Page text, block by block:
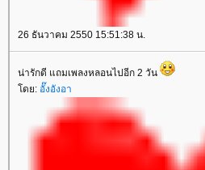
26 ธันวาคม 2550 15:51:38 น.
น่ารักดี แถมเพลงหลอนไปอีก 2 วัน
ดย: อั๊งอังอา